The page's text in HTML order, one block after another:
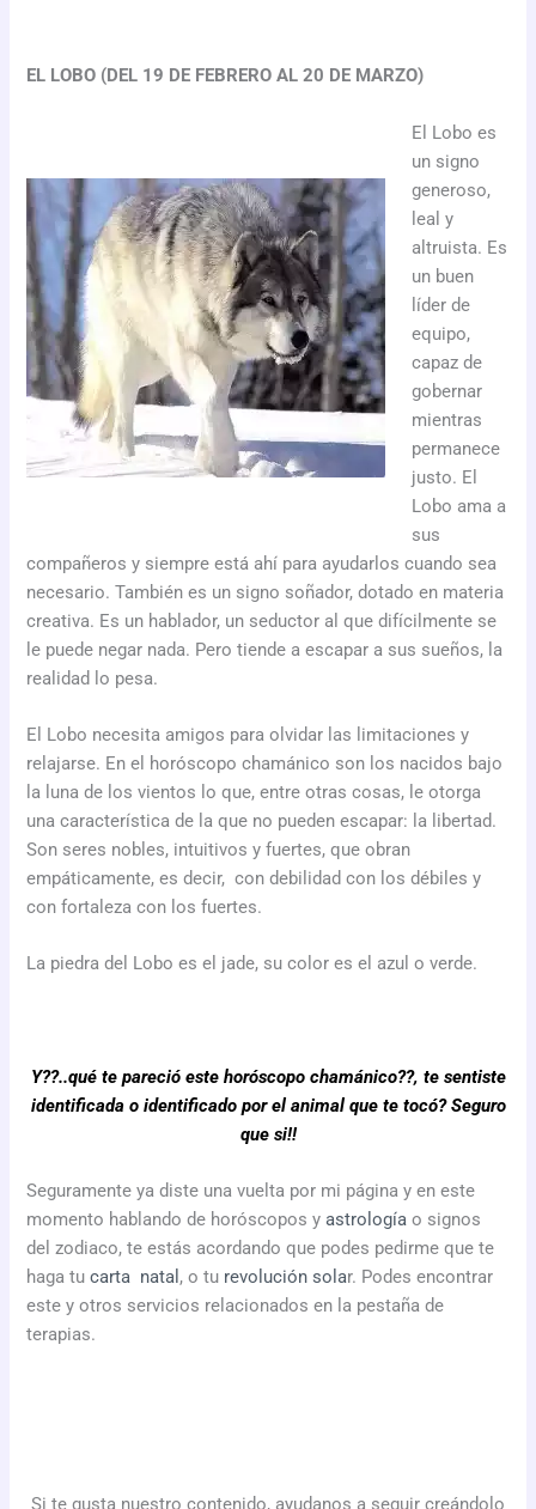
EL LOBO (DEL 19 DE FEBRERO AL 20 DE MARZO)
El Lobo es
un signo
generoso,
leal y
altruista. Es
un buen
líder de
equipo,
capaz de
gobernar
mientras
permanece
justo. El
Lobo ama a
sus
compañeros y siempre está ahí para ayudarlos cuando sea
necesario. También es un signo soñador, dotado en materia
creativa. Es un hablador, un seductor al que difícilmente se
le puede negar nada. Pero tiende a escapar a sus sueños, la
realidad lo pesa.
El Lobo necesita amigos para olvidar las limitaciones y
relajarse. En el horóscopo chamánico son los nacidos bajo
la luna de los vientos lo que, entre otras cosas, le otorga
una característica de la que no pueden escapar: la libertad.
Son seres nobles, intuitivos y fuertes, que obran
empáticamente, es decir, con debilidad con los débiles y
con fortaleza con los fuertes.
La piedra del Lobo es el jade, su color es el azul o verde.
Y??..qué te pareció este horóscopo chamánico??, te sentiste
identificada o identificado por el animal que te tocó? Seguro
que si!!
Seguramente ya diste una vuelta por mi página y en este
momento hablando de horóscopos yastrología o signos
del zodiaco, te estás acordando que podes pedirme que te
haga tucarta natal , o tu revolución solar. Podes encontrar
este y otros servicios relacionados en la pestaña de
terapias.